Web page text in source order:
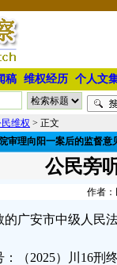
稿 维权经历 个人文
维权 > 正文
审理向阳一案后的监督意
公民旁
作者：
的广安市中级人民
（2025）川16刑